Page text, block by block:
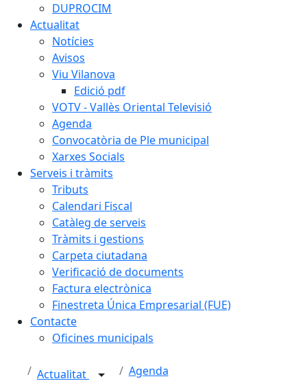
DUPROCIM
Actualitat
Notícies
Avisos
Viu Vilanova
Edició pdf
VOTV - Vallès Oriental Televisió
Agenda
Convocatòria de Ple municipal
Xarxes Socials
Serveis i tràmits
Tributs
Calendari Fiscal
Catàleg de serveis
Tràmits i gestions
Carpeta ciutadana
Verificació de documents
Factura electrònica
Finestreta Única Empresarial (FUE)
Contacte
Oficines municipals
Actualitat Agenda